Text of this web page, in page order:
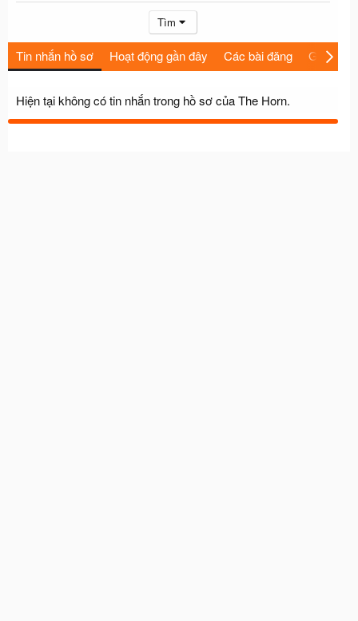
Tìm
Tin nhắn hồ sơ Hoạt động gần đây Các bài đăng Giới thiệu
Hiện tại không có tin nhắn trong hồ sơ của The Horn.